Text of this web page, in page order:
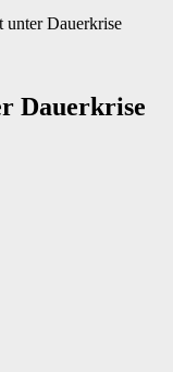
Dauerkrise
Dauerkrise